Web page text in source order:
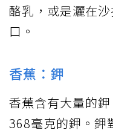
酪乳，或是灑在
口。
香蕉：鉀
香蕉含有大量的
368毫克的鉀。鉀